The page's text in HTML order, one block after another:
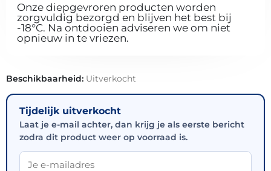
Onze diepgevroren producten worden
zorgvuldig bezorgd en blijven het best bij
-18°C. Na ontdooien adviseren we om niet
opnieuw in te vriezen.
Beschikbaarheid: Uitverkocht
Tijdelijk uitverkocht
Laat je e-mail achter, dan krijg je als eerste bericht
zodra dit product weer op voorraad is.